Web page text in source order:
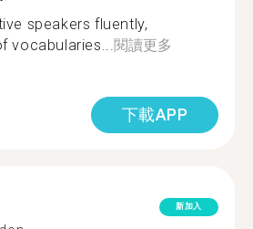
speakers fluently,
vocabularies...閱讀更多
下載APP
新加入